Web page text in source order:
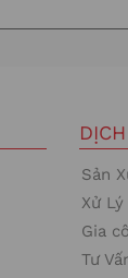
Sản
Xử
Gia
Tư